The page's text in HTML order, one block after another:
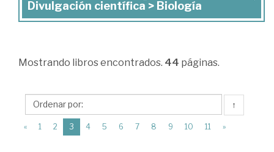
de
Categorías
Divulgación
científica
>
Divulgación científica > Biología
Mostrando libros encontrados. 44 páginas.
↑
« 1 2 3 (current)
4 5 6 7 8 9 10 11 »